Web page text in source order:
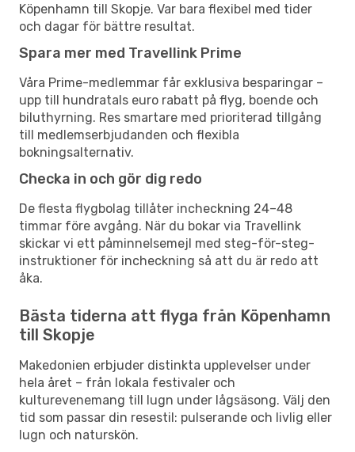
Köpenhamn till Skopje. Var bara flexibel med tider
och dagar för bättre resultat.
Spara mer med Travellink Prime
Våra Prime-medlemmar får exklusiva besparingar –
upp till hundratals euro rabatt på flyg, boende och
biluthyrning. Res smartare med prioriterad tillgång
till medlemserbjudanden och flexibla
bokningsalternativ.
Checka in och gör dig redo
De flesta flygbolag tillåter incheckning 24–48
timmar före avgång. När du bokar via Travellink
skickar vi ett påminnelsemejl med steg-för-steg-
instruktioner för incheckning så att du är redo att
åka.
Bästa tiderna att flyga från Köpenhamn
till Skopje
Makedonien erbjuder distinkta upplevelser under
hela året – från lokala festivaler och
kulturevenemang till lugn under lågsäsong. Välj den
tid som passar din resestil: pulserande och livlig eller
lugn och naturskön.